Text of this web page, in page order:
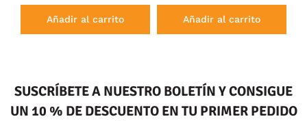
Añadir al carrito Añadir al carrito
SUSCRÍBETE A NUESTRO BOLETÍN Y CONSIGUE
UN 10 % DE DESCUENTO EN TU PRIMER PEDIDO